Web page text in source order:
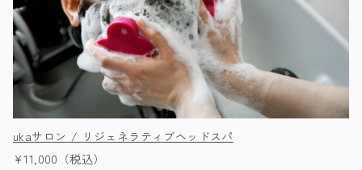
ukaサロン / リジェネラティブヘッドスパ
¥11,000（税込）